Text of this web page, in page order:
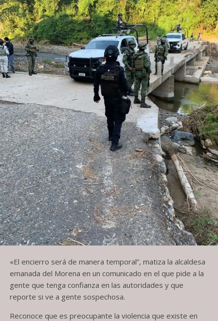
«El encierro será de manera temporal”, matiza la alcaldesa
emanada del Morena en un comunicado en el que pide a la
gente que tenga confianza en las autoridades y que
reporte si ve a gente sospechosa.
Reconoce que es preocupante la violencia que existe en